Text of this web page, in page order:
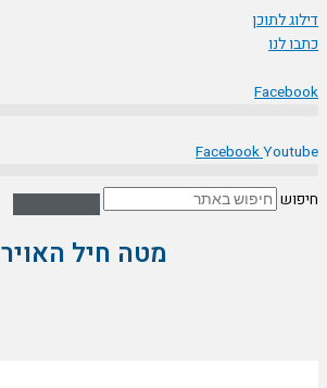
דילוג לתוכן
כתבו לנו
Facebook
FacebookYoutube
חיפוש
מטה חיל האויר